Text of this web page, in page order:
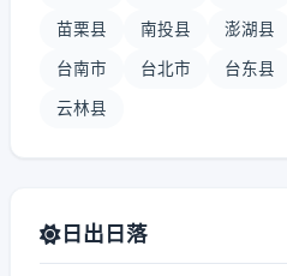
苗栗县 南投县 澎湖县
台南市 台北市 台东县
云林县
日出日落